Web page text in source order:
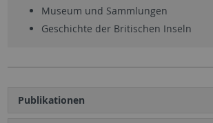
Museum und Sammlungen
Geschichte der Britischen Inseln
Publikationen